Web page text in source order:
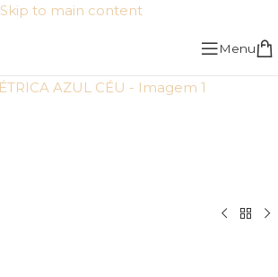
Skip to main content
Menu